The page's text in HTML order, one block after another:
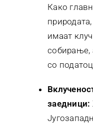
Како
имаат
собирање,
со
заедници: